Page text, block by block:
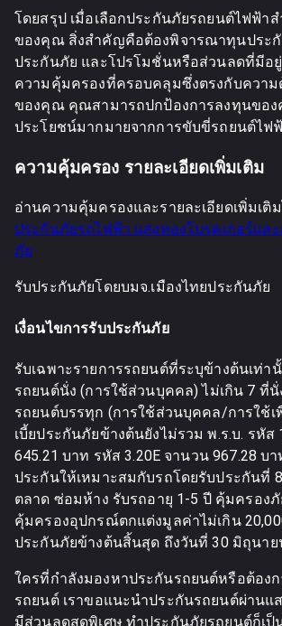
โดยสรุป เมื่อเลือกประกันภัยรถยนต์ไฟฟ้าส
ของคุณ สิ่งสำคัญคือต้องพิจารณาทุนประกั
ประกันภัย และโปรโมชั่นหรือส่วนลดที่มีอยู่
ความคุ้มครองที่ครอบคลุมซึ่งตรงกับความ
ของคุณ คุณสามารถปกป้องการลงทุนขอ
ประโยชน์มากมายจากการขับขี่รถยนต์ไฟ
ความคุ้มครอง รายละเอียดเพิ่มเติม
อ่านความคุ้มครองและรายละเอียดเพิ่มเติ
ประกันภัยรถไฟฟ้า แสงทองโบรคเกอร์แล
ภัย
รับประกันภัยโดยบมจ.เมืองไทยประกันภัย
เงื่อนไขการรับประกันภัย
รับเฉพาะรายการรถยนต์ที่ระบุข้างต้นเท่า
รถยนต์นั่ง (การใช้ส่วนบุคคล) ไม่เกิน 7 ที่นั่
รถยนต์บรรทุก (การใช้ส่วนบุคคล/การใช้
เบี้ยประกันภัยข้างต้นยังไม่รวม พ.ร.บ. รหัส
645.21 บาท รหัส 3.20E จานวน 967.28 บ
ประกันให้เหมาะสมกับรถโดยรับประกันที่
ตลาด ซ่อมห้าง รับรถอายุ 1-5 ปี คุ้มครองภั
คุ้มครองอุปกรณ์ตกแต่งมูลค่าไม่เกิน
ประกันภัยข้างต้นสิ้นสุด ถึงวันที่ 30 มิถุนาย
ใครที่กำลังมองหาประกันรถยนต์หรือต้อง
รถยนต์ เราขอแนะนำประกันรถยนต์ผ่านแ
มีส่วนลดสุดพิเศษ ทำประกันภัยรถยนต์ก็เ